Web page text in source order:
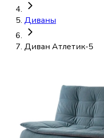
Диваны
Диван Атлетик-5